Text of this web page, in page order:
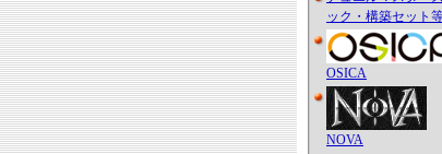
ック・構築セット
OSICA
NOVA